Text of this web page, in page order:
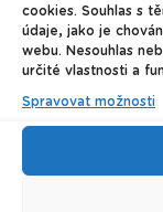
cookies. Souhlas s
údaje, jako je
webu. Nesouhlas
určité vlastnosti a
Spravovat možnosti
Ikona želva 2
©